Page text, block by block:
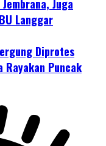
Juga
Langgar
Diprotes
Rayakan Puncak